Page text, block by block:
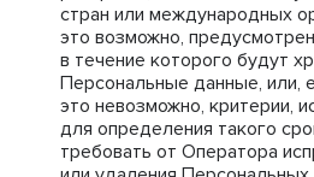
стран или международных
это возможно,
в течение которого будут
Персональные данные, или,
это невозможно, критерии,
для определения такого
требовать от Оператора